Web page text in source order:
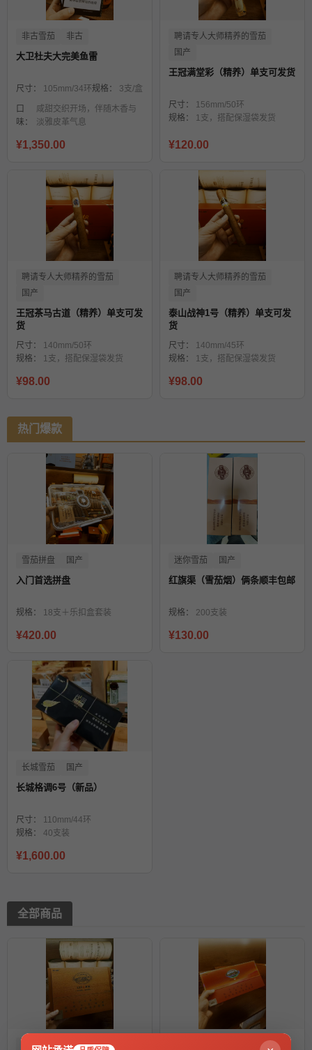
非古雪茄 非古
大卫杜夫大完美鱼雷
尺寸： 105mm/34环规格： 3支/盒
口
味：
咸甜交织开场，伴随木香与
淡雅皮革气息
¥1,350.00
聘请专人大师精养的雪茄
国产
王冠满堂彩（精养）单支可发货
尺寸：
156mm/50环
规格：
1支，搭配保湿袋发货
¥120.00
聘请专人大师精养的雪茄
国产
王冠茶马古道（精养）单支可发
货
尺寸：
140mm/50环
规格：
1支，搭配保湿袋发货
¥98.00
聘请专人大师精养的雪茄
国产
泰山战神1号（精养）单支可发
货
尺寸：
140mm/45环
规格：
1支，搭配保湿袋发货
¥98.00
热门爆款
雪茄拼盘 国产
入门首选拼盘
规格： 18支＋乐扣盒套装
¥420.00
迷你雪茄 国产
红旗渠（雪茄烟）俩条顺丰包邮
规格： 200支装
¥130.00
长城雪茄 国产
长城格调6号（新品）
尺寸：
110mm/44环
规格：
40支装
¥1,600.00
全部商品
长城雪茄 国产